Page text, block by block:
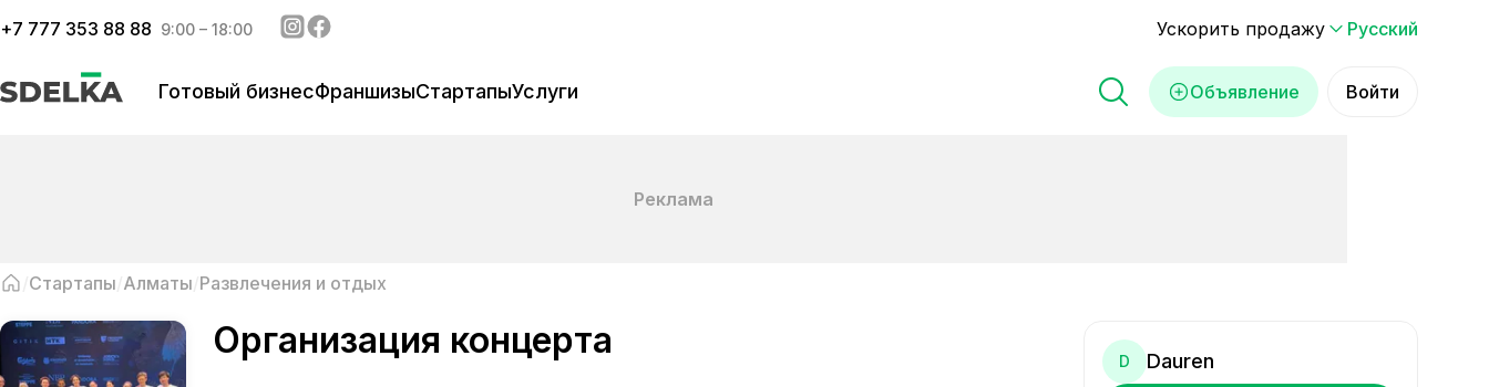
+7 777 353 88 88 9:00 – 18:00 Ускорить продажу Русский
Объявление Войти
Готовый бизнесФраншизыСтартапыУслуги
Реклама
Стартапы Алматы Развлечения и отдых
Организация концерта D Dauren